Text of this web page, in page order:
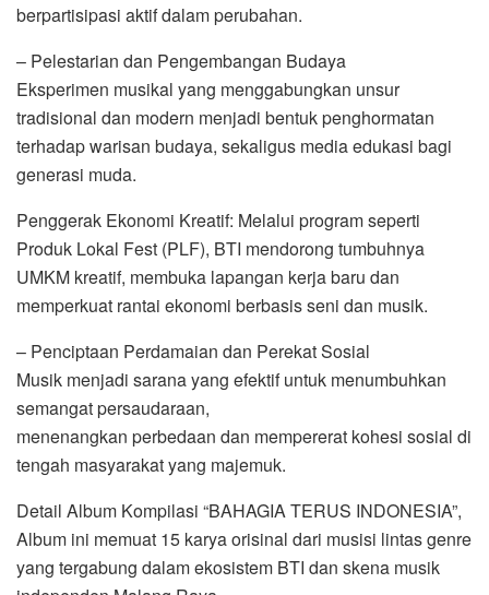
berpartisipasi aktif dalam perubahan.
– Pelestarian dan Pengembangan Budaya
Eksperimen musikal yang menggabungkan unsur
tradisional dan modern menjadi bentuk penghormatan
terhadap warisan budaya, sekaligus media edukasi bagi
generasi muda.
Penggerak Ekonomi Kreatif: Melalui program seperti
Produk Lokal Fest (PLF), BTI mendorong tumbuhnya
UMKM kreatif, membuka lapangan kerja baru dan
memperkuat rantai ekonomi berbasis seni dan musik.
– Penciptaan Perdamaian dan Perekat Sosial
Musik menjadi sarana yang efektif untuk menumbuhkan
semangat persaudaraan,
menenangkan perbedaan dan mempererat kohesi sosial di
tengah masyarakat yang majemuk.
Detail Album Kompilasi “BAHAGIA TERUS INDONESIA”,
Album ini memuat 15 karya orisinal dari musisi lintas genre
yang tergabung dalam ekosistem BTI dan skena musik